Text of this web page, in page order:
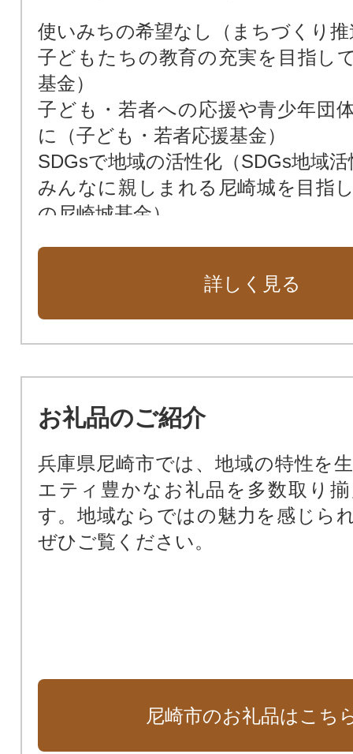
使いみちの希望なし（まちづくり推
子どもたちの教育の充実を目指し
基金）
子ども・若者への応援や青少年団
に（子ども・若者応援基金）
SDGsで地域の活性化（SDGs地域
みんなに親しまれる尼崎城を目指
の尼崎城基金）
市民福祉の向上のために（市民福祉
動物愛護のために（動物愛護基金）
新しい本庁舎を建設（新本庁舎建設
基金）
尼崎の歴史文化を次世代に受け継
化財保存活用基金）
阪神タイガースファーム施設周辺
田南公園周辺地域活性化基金）
詳しく見る
お礼品のご紹介
兵庫県尼崎市では、地域の特性を
エティ豊かなお礼品を多数取り
す。地域ならではの魅力を感じら
ぜひご覧ください。
尼崎市のお礼品はこち